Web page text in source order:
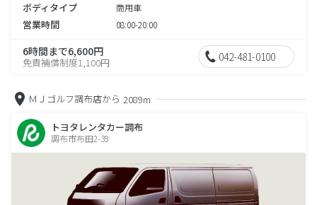
ボディタイプ 商用車
営業時間 08:00-20:00
6時間まで6,600円
免責補償制度1,100円 042-481-0100
ＭＪゴルフ調布店から 2089m
トヨタレンタカー調布
調布市布田2-39